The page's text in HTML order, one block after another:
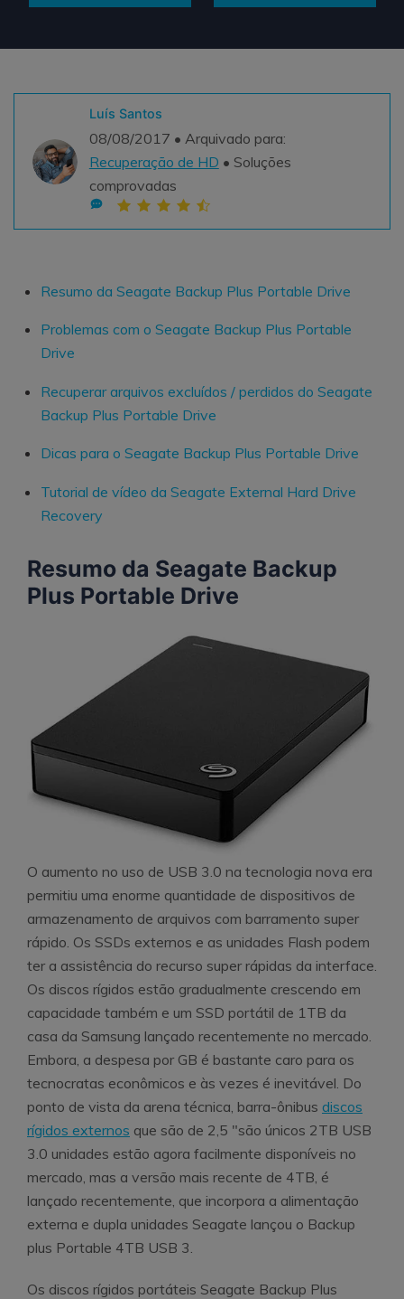
Teste Grátis
Recoverit Grátis
Recupere dados perdidos/excluídos gratuitamente
Teste Grátis
search
Luís Santos
08/08/2017 • Arquivado para:
Recuperação de HD • Soluções
comprovadas
Resumo da Seagate Backup Plus Portable Drive
Problemas com o Seagate Backup Plus Portable
Drive
Recuperar arquivos excluídos / perdidos do Seagate
Backup Plus Portable Drive
Dicas para o Seagate Backup Plus Portable Drive
Tutorial de vídeo da Seagate External Hard Drive
Recovery
Resumo da Seagate Backup
Plus Portable Drive
O aumento no uso de USB 3.0 na tecnologia nova era
permitiu uma enorme quantidade de dispositivos de
armazenamento de arquivos com barramento super
rápido. Os SSDs externos e as unidades Flash podem
ter a assistência do recurso super rápidas da interface.
Os discos rígidos estão gradualmente crescendo em
capacidade também e um SSD portátil de 1TB da
casa da Samsung lançado recentemente no mercado.
Embora, a despesa por GB é bastante caro para os
tecnocratas econômicos e às vezes é inevitável. Do
ponto de vista da arena técnica, barra-ônibus discos
rígidos externos que são de 2,5 "são únicos 2TB USB
3.0 unidades estão agora facilmente disponíveis no
mercado, mas a versão mais recente de 4TB, é
lançado recentemente, que incorpora a alimentação
externa e dupla unidades Seagate lançou o Backup
plus Portable 4TB USB 3.
Os discos rígidos portáteis Seagate Backup Plus